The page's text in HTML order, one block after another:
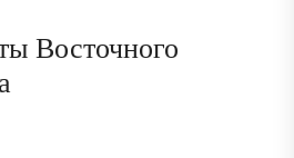
Восточного